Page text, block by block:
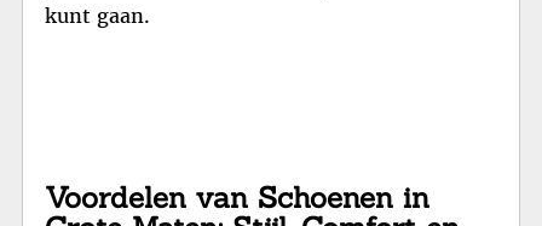
kunt gaan.
Voordelen van Schoenen in